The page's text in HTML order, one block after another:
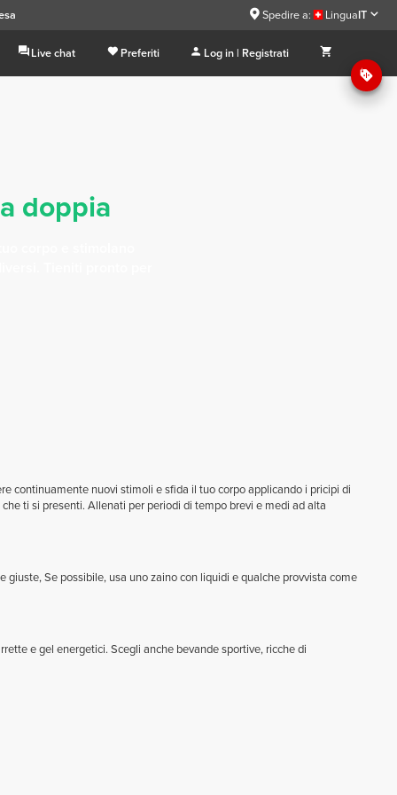
Spedire a: LinguaIT
Live chat Preferiti Log in | Registrati
doppia
continuamente nuovi stimoli e sfida il tuo corpo applicando i pricipi di
ti si presenti. Allenati per periodi di tempo brevi e medi ad alta
Se possibile, usa uno zaino con liquidi e qualche provvista come
e gel energetici. Scegli anche bevande sportive, ricche di